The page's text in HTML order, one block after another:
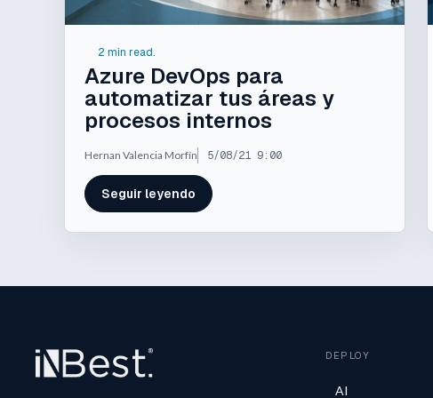
2 min read.
Azure DevOps para
automatizar tus áreas y
procesos internos
Hernan Valencia Morfín 5/08/21 9:00
Seguir leyendo
DEPLOY
AI